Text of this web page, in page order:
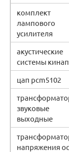
комплект
лампового
усилителя
акустические
системы кинап
цап pcm5102
звуковые
выходные
напряжения